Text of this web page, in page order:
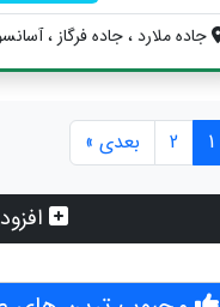
جاده ملارد ، جاده فرگاز ،
1
2 بعدی »